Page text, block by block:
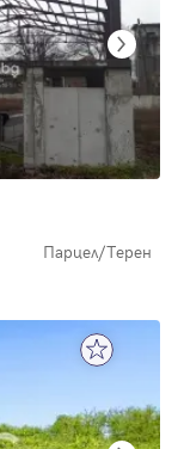
Парцел/Терен